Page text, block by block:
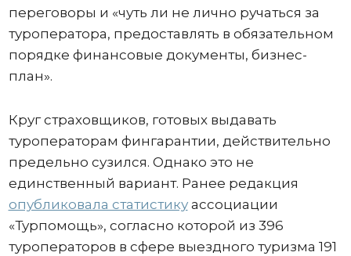
переговоры и «чуть ли не лично ручаться за
туроператора, предоставлять в обязательном
порядке финансовые документы, бизнес-
план».
Круг страховщиков, готовых выдавать
туроператорам фингарантии, действительно
предельно сузился. Однако это не
единственный вариант. Ранее редакция
опубликовала статистикуассоциации
«Турпомощь», согласно которой из 396
туроператоров в сфере выездного туризма 191